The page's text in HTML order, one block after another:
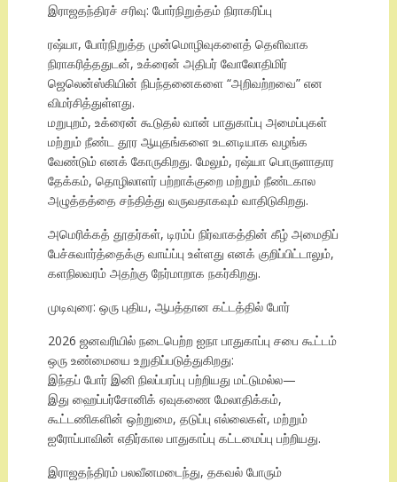
இராஜதந்திரச் சரிவு: போர்நிறுத்தம் நிராகரிப்பு
ரஷ்யா, போர்நிறுத்த முன்மொழிவுகளைத் தெளிவாக
நிராகரித்ததுடன், உக்ரைன் அதிபர் வோலோதிமிர்
ஜெலென்ஸ்கியின் நிபந்தனைகளை “அறிவற்றவை” என
விமர்சித்துள்ளது.
மறுபுறம், உக்ரைன் கூடுதல் வான் பாதுகாப்பு அமைப்புகள்
மற்றும் நீண்ட தூர ஆயுதங்களை உடனடியாக வழங்க
வேண்டும் எனக் கோருகிறது. மேலும், ரஷ்யா பொருளாதார
தேக்கம், தொழிலாளர் பற்றாக்குறை மற்றும் நீண்டகால
அழுத்தத்தை சந்தித்து வருவதாகவும் வாதிடுகிறது.
அமெரிக்கத் தூதர்கள், டிரம்ப் நிர்வாகத்தின் கீழ் அமைதிப்
பேச்சுவார்த்தைக்கு வாய்ப்பு உள்ளது எனக் குறிப்பிட்டாலும்,
களநிலவரம் அதற்கு நேர்மாறாக நகர்கிறது.
முடிவுரை: ஒரு புதிய, ஆபத்தான கட்டத்தில் போர்
2026 ஜனவரியில் நடைபெற்ற ஐநா பாதுகாப்பு சபை கூட்டம்
ஒரு உண்மையை உறுதிப்படுத்துகிறது:
இந்தப் போர் இனி நிலப்பரப்பு பற்றியது மட்டுமல்ல—
இது ஹைப்பர்சோனிக் ஏவுகணை மேலாதிக்கம்,
கூட்டணிகளின் ஒற்றுமை, தடுப்பு எல்லைகள், மற்றும்
ஐரோப்பாவின் எதிர்கால பாதுகாப்பு கட்டமைப்பு பற்றியது.
இராஜதந்திரம் பலவீனமடைந்து, தகவல் போரும்